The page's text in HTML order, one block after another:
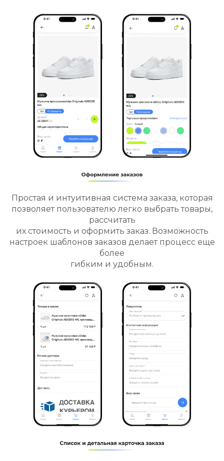
Простая и интуитивная система заказа, которая
позволяет пользователю легко выбрать товары,
рассчитать
их стоимость и оформить заказ. Возможность
настроек шаблонов заказов делает процесс еще
более
гибким и удобным.